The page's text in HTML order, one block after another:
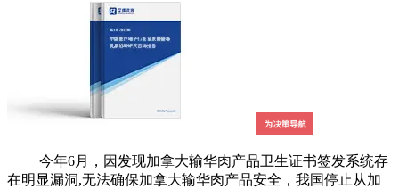
今年6月，因发现加拿大输华肉产品卫生证书签发系统存
在明显漏洞,无法确保加拿大输华肉产品安全，我国停止从加